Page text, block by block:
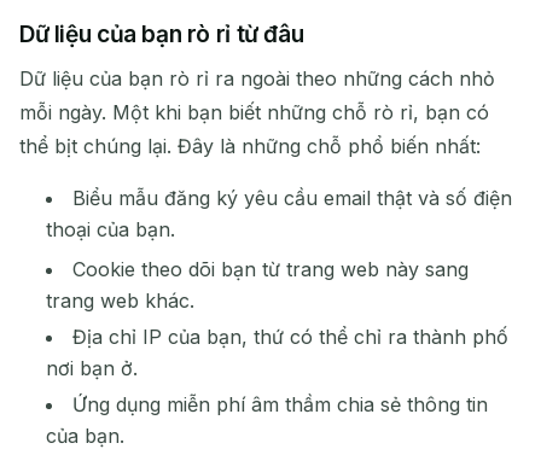
Đang chờ email đến...
Dữ liệu của bạn rò rỉ từ đâu
Dữ liệu của bạn rò rỉ ra ngoài theo những cách nhỏ
mỗi ngày. Một khi bạn biết những chỗ rò rỉ, bạn có
thể bịt chúng lại. Đây là những chỗ phổ biến nhất:
Biểu mẫu đăng ký yêu cầu email thật và số điện
thoại của bạn.
Cookie theo dõi bạn từ trang web này sang
trang web khác.
Địa chỉ IP của bạn, thứ có thể chỉ ra thành phố
nơi bạn ở.
Ứng dụng miễn phí âm thầm chia sẻ thông tin
của bạn.